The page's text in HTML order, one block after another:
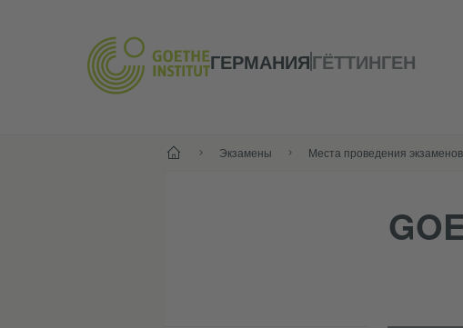
ГЕРМАНИЯГЁТТИНГЕН
-- Экзамены Места проведения экзаменов